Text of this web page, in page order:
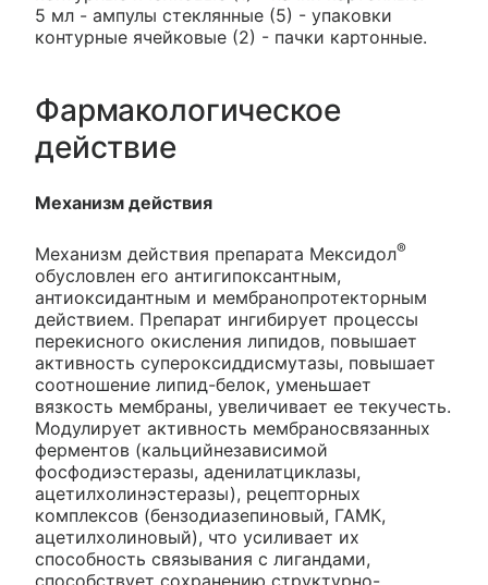
5 мл - ампулы стеклянные (5) - упаковки
контурные ячейковые (2) - пачки картонные.
Фармакологическое
действие
Механизм действия
Механизм действия препарата Мексидол®
обусловлен его антигипоксантным,
антиоксидантным и мембранопротекторным
действием. Препарат ингибирует процессы
перекисного окисления липидов, повышает
активность супероксиддисмутазы, повышает
соотношение липид-белок, уменьшает
вязкость мембраны, увеличивает ее текучесть.
Модулирует активность мембраносвязанных
ферментов (кальцийнезависимой
фосфодиэстеразы, аденилатциклазы,
ацетилхолинэстеразы), рецепторных
комплексов (бензодиазепиновый, ГАМК,
ацетилхолиновый), что усиливает их
способность связывания с лигандами,